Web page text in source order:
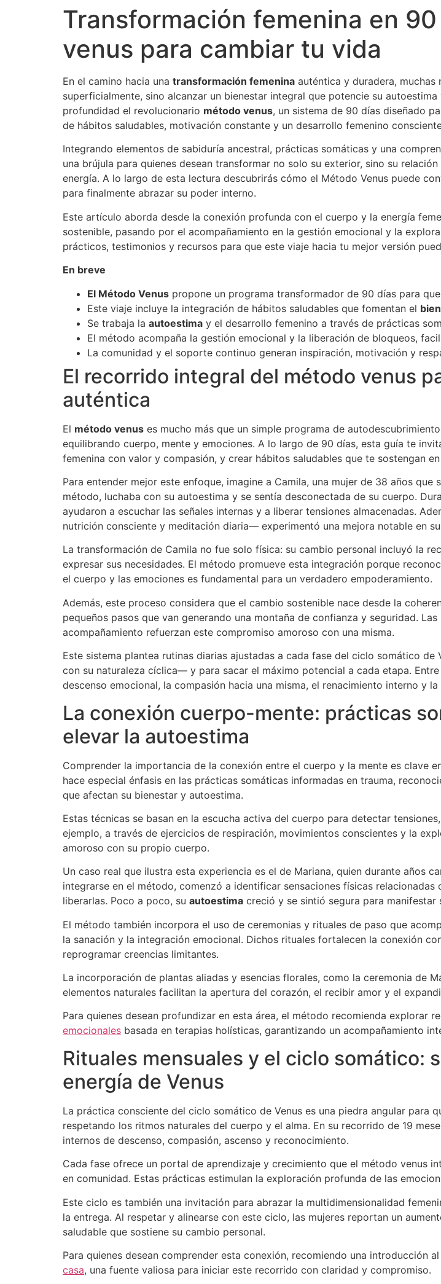
Transformación femenina en
venus para cambiar tu vida
En el camino hacia una transformación femenina auténtica y duradera, muchas
superficialmente, sino alcanzar un bienestar integral que potencie su autoestima
profundidad el revolucionario método venus, un sistema de 90 días diseñado
de hábitos saludables, motivación constante y un desarrollo femenino
Integrando elementos de sabiduría ancestral, prácticas somáticas y una
una brújula para quienes desean transformar no solo su exterior, sino su
energía. A lo largo de esta lectura descubrirás cómo el Método Venus puede
para finalmente abrazar su poder interno.
Este artículo aborda desde la conexión profunda con el cuerpo y la energía
sostenible, pasando por el acompañamiento en la gestión emocional y la
prácticos, testimonios y recursos para que este viaje hacia tu mejor versión
En breve
El Método Venus propone un programa transformador de 90 días para
Este viaje incluye la integración de hábitos saludables que fomentan el
Se trabaja la autoestima y el desarrollo femenino a través de prácticas
El método acompaña la gestión emocional y la liberación de bloqueos,
La comunidad y el soporte continuo generan inspiración, motivación y
El recorrido integral del método venus
auténtica
El método venus es mucho más que un simple programa de
equilibrando cuerpo, mente y emociones. A lo largo de 90 días, esta guía te
femenina con valor y compasión, y crear hábitos saludables que te sostengan
Para entender mejor este enfoque, imagine a Camila, una mujer de 38 años
método, luchaba con su autoestima y se sentía desconectada de su cuerpo.
ayudaron a escuchar las señales internas y a liberar tensiones almacenadas.
nutrición consciente y meditación diaria— experimentó una mejora notable en
La transformación de Camila no fue solo física: su cambio personal incluyó la
expresar sus necesidades. El método promueve esta integración porque
el cuerpo y las emociones es fundamental para un verdadero empoderamiento.
Además, este proceso considera que el cambio sostenible nace desde la
pequeños pasos que van generando una montaña de confianza y seguridad.
acompañamiento refuerzan este compromiso amoroso con una misma.
Este sistema plantea rutinas diarias ajustadas a cada fase del ciclo somático
con su naturaleza cíclica— y para sacar el máximo potencial a cada etapa.
descenso emocional, la compasión hacia una misma, el renacimiento interno y
La conexión cuerpo-mente: prácticas
elevar la autoestima
Comprender la importancia de la conexión entre el cuerpo y la mente es clave
hace especial énfasis en las prácticas somáticas informadas en trauma,
que afectan su bienestar y autoestima.
Estas técnicas se basan en la escucha activa del cuerpo para detectar
ejemplo, a través de ejercicios de respiración, movimientos conscientes y la
amoroso con su propio cuerpo.
Un caso real que ilustra esta experiencia es el de Mariana, quien durante años
integrarse en el método, comenzó a identificar sensaciones físicas
liberarlas. Poco a poco, su autoestima creció y se sintió segura para
El método también incorpora el uso de ceremonias y rituales de paso que
la sanación y la integración emocional. Dichos rituales fortalecen la conexión
reprogramar creencias limitantes.
La incorporación de plantas aliadas y esencias florales, como la ceremonia de
elementos naturales facilitan la apertura del corazón, el recibir amor y el
Para quienes desean profundizar en esta área, el método recomienda explorar
emocionales basada en terapias holísticas, garantizando un acompañamiento
Rituales mensuales y el ciclo somático:
energía de Venus
La práctica consciente del ciclo somático de Venus es una piedra angular para
respetando los ritmos naturales del cuerpo y el alma. En su recorrido de 19
internos de descenso, compasión, ascenso y reconocimiento.
Cada fase ofrece un portal de aprendizaje y crecimiento que el método venus
en comunidad. Estas prácticas estimulan la exploración profunda de las
Este ciclo es también una invitación para abrazar la multidimensionalidad
la entrega. Al respetar y alinearse con este ciclo, las mujeres reportan un
saludable que sostiene su cambio personal.
Para quienes desean comprender esta conexión, recomiendo una introducción
casa, una fuente valiosa para iniciar este recorrido con claridad y compromiso.